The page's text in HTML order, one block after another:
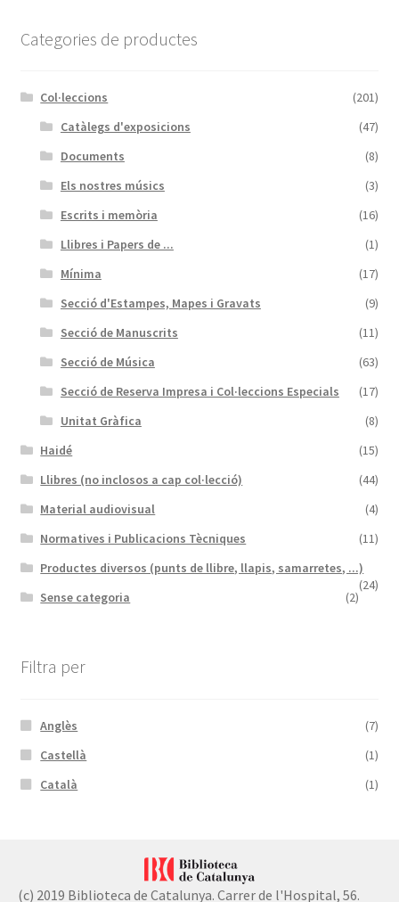
Categories de productes
Col·leccions
(201)
Catàlegs d'exposicions
(47)
Documents
(8)
Els nostres músics
(3)
Escrits i memòria
(16)
Llibres i Papers de ...
(1)
Mínima
(17)
Secció d'Estampes, Mapes i Gravats
(9)
Secció de Manuscrits
(11)
Secció de Música
(63)
Secció de Reserva Impresa i Col·leccions Especials
(17)
Unitat Gràfica
(8)
Haidé
(15)
Llibres (no inclosos a cap col·lecció)
(44)
Material audiovisual
(4)
Normatives i Publicacions Tècniques
(11)
Productes diversos (punts de llibre, llapis, samarretes, ...)
(24)
Sense categoria (2)
Filtra per
Anglès
(7)
Castellà
(1)
Català
(1)
(c) 2019 Biblioteca de Catalunya. Carrer de l'Hospital, 56.